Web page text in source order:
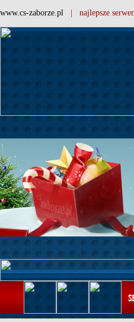
www.cs-zaborze.pl | najlepsze